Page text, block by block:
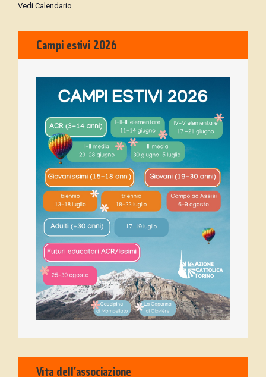
Vedi Calendario
Campi estivi 2026
Vita dell’associazione